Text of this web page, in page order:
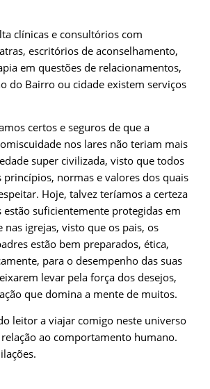
clínicas e consultórios com
escritórios de aconselhamento,
em questões de relacionamentos,
do Bairro ou cidade existem ser­viços
certos e seguros de que a
nos lares não teriam mais
super ci­vilizada, visto que todos
princípios, normas e valores dos quais
Hoje, talvez teríamos a certeza
estão suficientemente protegidas em
nas igrejas, visto que os pais, os
estão bem preparados, ética,
para o desempenho das suas
levar pela força dos desejos,
que domina a mente de muitos.
leitor a viajar comigo neste universo
ao comportamento humano.